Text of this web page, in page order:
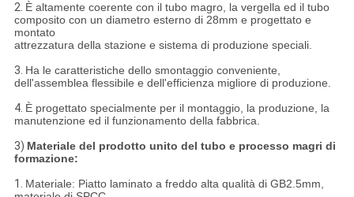
2. È altamente coerente con il tubo magro, la vergella ed il tubo
composito con un diametro esterno di 28mm e progettato e
montato
attrezzatura della stazione e sistema di produzione speciali.
3. Ha le caratteristiche dello smontaggio conveniente,
dell'assemblea flessibile e dell'efficienza migliore di produzione.
4. È progettato specialmente per il montaggio, la produzione, la
manutenzione ed il funzionamento della fabbrica.
3) Materiale del prodotto unito del tubo e processo magri di
formazione:
1. Materiale: Piatto laminato a freddo alta qualità di GB2.5mm,